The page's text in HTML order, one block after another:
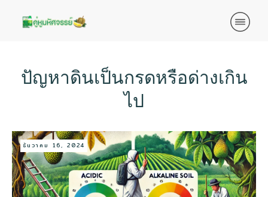
ปัญหาดินเป็นกรดหรือด่างเกิน
ไป
ธันวาคม 16, 2024